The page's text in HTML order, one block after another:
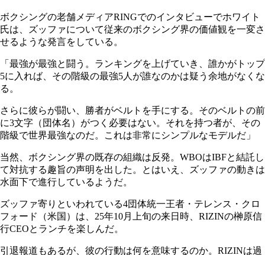
ボクシングの老舗メディアRINGでのインタビューでホワイト
氏は、ズッファについて従来のボクシング界の価値観を一変さ
せるような発言をしている。
「最強が最強と闘う。ランキングを上げていき、誰かがトップ
5に入れば、その階級の最強5人が誰なのかは疑う余地がなくな
る。
さらに彼らが闘い、勝者がベルトを手にする。そのベルトの前
に3文字（団体名）がつく必要はない。それを持つ者が、その
階級で世界最強なのだ。これは非常にシンプルなモデルだ」
当然、ボクシング界の既存の組織は反発。WBOはIBFと結託し
て対抗する趣旨の声明を出した。とはいえ、ズッファの動きは
水面下で進行しているようだ。
ズッファ寄りといわれている4団体統一王者・テレンス・クロ
フォード（米国）は、25年10月上旬の来日時、RIZINの榊原信
行CEOとランチを楽しんだ。
引退報道もあるが、彼の行動は何を意味するのか。RIZINは過